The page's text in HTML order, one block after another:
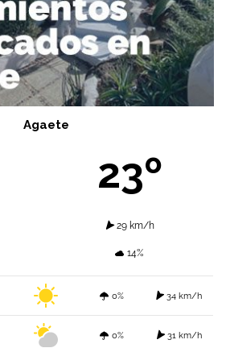
Agaete
23º
29 km/h
14%
0% 34 km/h
0% 31 km/h